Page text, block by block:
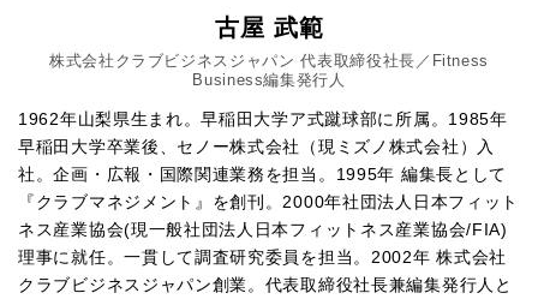
古屋 武範
株式会社クラブビジネスジャパン 代表取締役社長／Fitness
Business編集発行人
1962年山梨県生まれ。早稲田大学ア式蹴球部に所属。1985年
早稲田大学卒業後、セノー株式会社（現ミズノ株式会社）入
社。企画・広報・国際関連業務を担当。1995年 編集長として
『クラブマネジメント』を創刊。2000年社団法人日本フィット
ネス産業協会(現一般社団法人日本フィットネス産業協会/FIA)
理事に就任。一貫して調査研究委員を担当。2002年 株式会社
クラブビジネスジャパン創業。代表取締役社長兼編集発行人と